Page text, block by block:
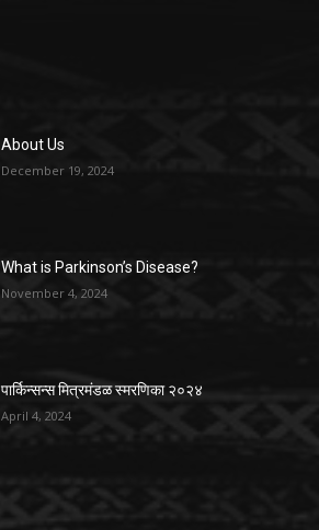
About Us
December 19, 2024
What is Parkinson’s Disease?
November 4, 2024
पार्किन्सन्स मित्रमंडळ स्मरणिका २०२४
April 4, 2024